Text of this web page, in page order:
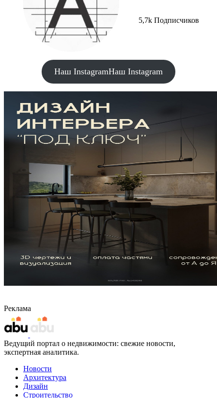
5,7k Подписчиков
Наш InstagramНаш Instagram
Реклама
Ведущий портал о недвижимости: свежие новости,
экспертная аналитика.
Новости
Архитектура
Дизайн
Строительство